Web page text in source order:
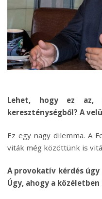
Lehet, hogy ez az,
kereszténységből? A
Ez egy nagy dilemma. A
viták még közöttünk is
A provokatív kérdés úgy
Úgy, ahogy a közéletben